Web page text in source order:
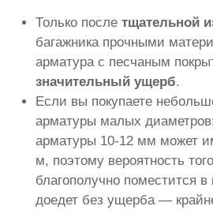
Только после тщательной
багажника прочными
арматура с песчаным
значительный ущерб.
Если вы покупаете
арматуры малых
арматуры 10-12 мм может
м, поэтому вероятность
благополучно поместится
доедет без ущерба —